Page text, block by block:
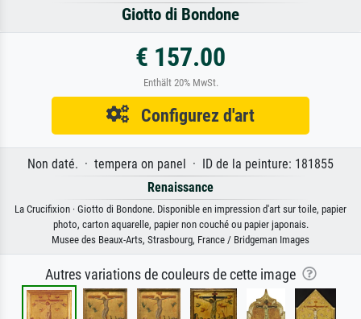
Giotto di Bondone
€ 157.00
Enthält 20% MwSt.
Configurez d'art
Non daté. · tempera on panel · ID de la peinture: 181855
Renaissance
La Crucifixion · Giotto di Bondone. Disponible en impression d'art sur toile, papier
photo, carton aquarelle, papier non couché ou papier japonais.
Musee des Beaux-Arts, Strasbourg, France / Bridgeman Images
Autres variations de couleurs de cette image